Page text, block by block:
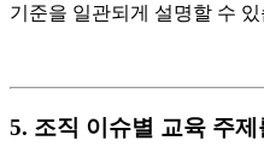
기준을 일관되게 설명할 수
5. 조직 이슈별 교육 주